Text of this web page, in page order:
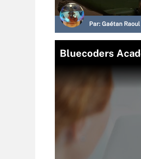
Par: Gaétan Raoul
Bluecoders